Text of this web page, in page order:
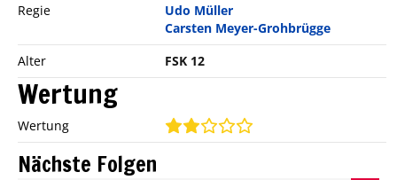
Regie
Udo Müller
Carsten Meyer-Grohbrügge
Alter
FSK 12
Wertung
Wertung
Nächste Folgen